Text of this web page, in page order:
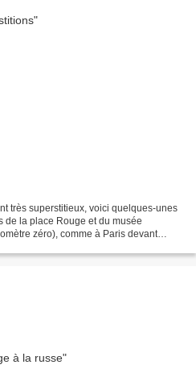
très superstitieux, voici quelques-unes
de la place Rouge et du musée
zéro), comme à Paris devant